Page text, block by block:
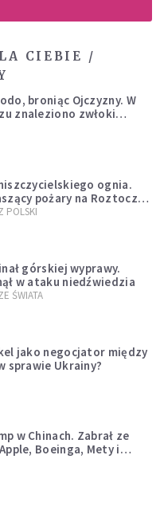
CIEBIE /
broniąc Ojczyzny. W
znaleziono zwłoki
czasów potopu
ognia.
pożary na Roztoczu
niezwykłe zdjęcie
POLSKI
górskiej wyprawy.
w ataku niedźwiedzia
ŚWIATA
jako negocjator między
sprawie Ukrainy?
w Chinach. Zabrał ze
Boeinga, Mety i